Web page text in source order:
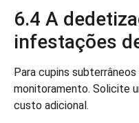
6.4 A
infestações
Para cupins
monitoramento. Solicite
custo adicional.